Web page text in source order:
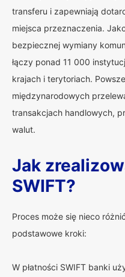
transferu i zapewniają
miejsca przeznaczenia.
bezpiecznej wymiany
łączy ponad 11 000
krajach i terytoriach.
międzynarodowych
transakcjach handlowych,
walut.
Jak
SWIFT?
Proces może się nieco
podstawowe kroki:
W płatności SWIFT banki